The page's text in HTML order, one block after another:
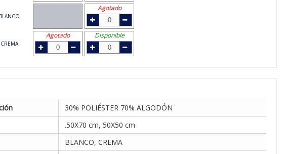
Agotado
Agotado Disponible
30% POLIÉSTER 70% ALGODÓN
.50X70 cm, 50X50 cm
BLANCO, CREMA